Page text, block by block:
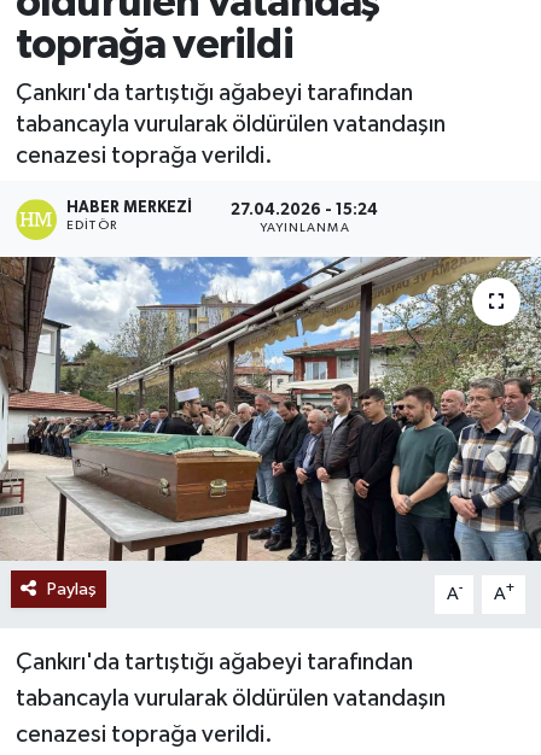
toprağa verildi
Çankırı'da tartıştığı ağabeyi tarafından
tabancayla vurularak öldürülen vatandaşın
cenazesi toprağa verildi.
HABER MERKEZI
EDITÖR
27.04.2026 - 15:24
YAYINLANMA
Paylaş A- A+
Çankırı'da tartıştığı ağabeyi tarafından
tabancayla vurularak öldürülen vatandaşın
cenazesi toprağa verildi.
Ekonomi
Sağlık
Tokat Haber